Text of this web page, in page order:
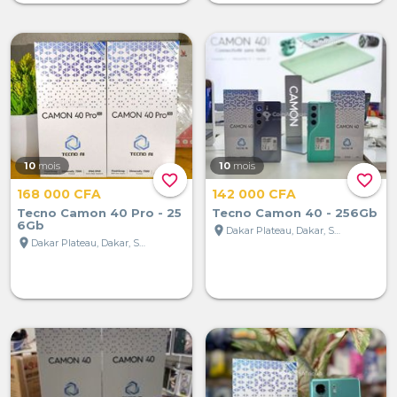
favorite_border
10 mois
168 000 CFA
Tecno Camon 40 Pro - 25
6Gb
location_on
Dakar Plateau, Dakar, Sénégal
favorite_border
10 mois
142 000 CFA
Tecno Camon 40 - 256Gb
location_on
Dakar Plateau, Dakar, Sénégal